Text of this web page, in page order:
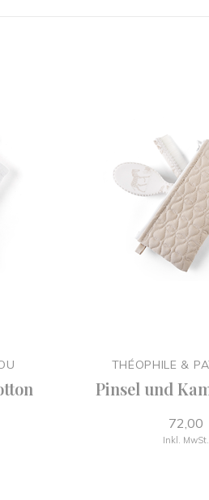
THÉOPHILE &
Pinsel und
72,00
Inkl. MwSt.